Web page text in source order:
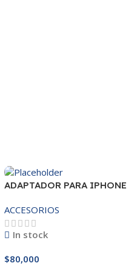
ADAPTADOR PARA IPHONE
ACCESORIOS
In stock
$80,000